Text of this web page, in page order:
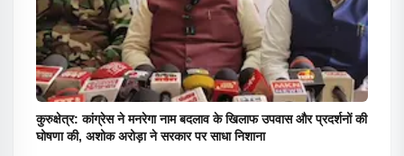
कुरुक्षेत्र: कांग्रेस ने मनरेगा नाम बदलाव के खिलाफ उपवास और प्रदर्शनों की
घोषणा की, अशोक अरोड़ा ने सरकार पर साधा निशाना